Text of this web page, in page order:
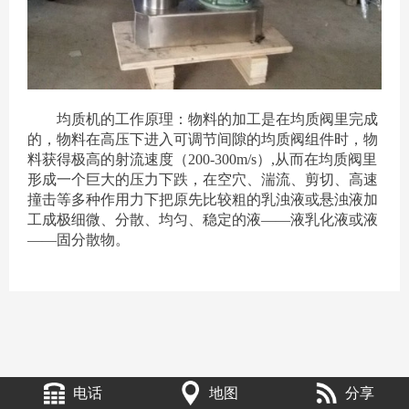
均质机的工作原理：物料的加工是在均质阀里完成
的，物料在高压下进入可调节间隙的均质阀组件时，物
料获得极高的射流速度（200-300m/s）,从而在均质阀里
形成一个巨大的压力下跌，在空穴、湍流、剪切、高速
撞击等多种作用力下把原先比较粗的乳浊液或悬浊液加
工成极细微、分散、均匀、稳定的液——液乳化液或液
——固分散物。
电话 地图 分享